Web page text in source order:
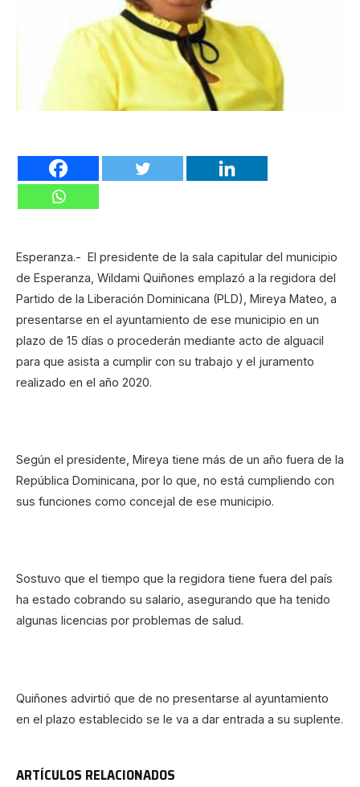
Esperanza.- El presidente de la sala capitular del municipio
de Esperanza, Wildami Quiñones emplazó a la regidora del
Partido de la Liberación Dominicana (PLD), Mireya Mateo, a
presentarse en el ayuntamiento de ese municipio en un
plazo de 15 días o procederán mediante acto de alguacil
para que asista a cumplir con su trabajo y el juramento
realizado en el año 2020.
Según el presidente, Mireya tiene más de un año fuera de la
República Dominicana, por lo que, no está cumpliendo con
sus funciones como concejal de ese municipio.
Sostuvo que el tiempo que la regidora tiene fuera del país
ha estado cobrando su salario, asegurando que ha tenido
algunas licencias por problemas de salud.
Quiñones advirtió que de no presentarse al ayuntamiento
en el plazo establecido se le va a dar entrada a su suplente.
ARTÍCULOS RELACIONADOS